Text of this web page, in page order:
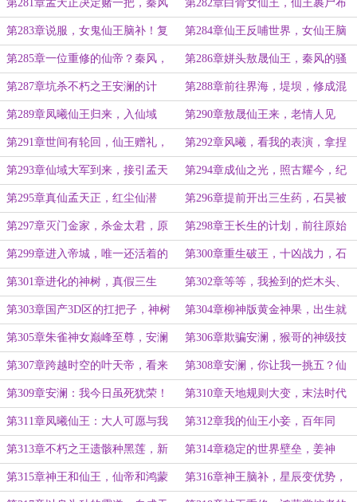
第281章孟天正决定赌一把，秦风
底牌，三光神水
第282章白骨女仙王，仙王裹尸布
进化
第283章说服，女鬼仙王脑补！复
活仪式
第284章仙王反哺世界，女仙王脑
补，秦前辈
第285章一位重修的仙帝？秦风，
妹子你脑补的好啊！
第286章姘头敖晟仙王，秦风的骚
计划
第287章坑杀不朽之王安澜的计
划！先当个记名弟子
第288章前往界海，堤坝，修成混
沌体
第289章凤曦仙王归来，入仙域 第290章敖晟仙王来，老情人见
面，四王齐聚
第291章世间有轮回，仙王赠礼，
四人之间的三角恋
第292章风曦，看我的表演，拿捏
三大仙王
第293章仙域大军到来，接引孟天
正前往仙域
第294章成仙之光，照古耀今，纪
元第一仙！
第295章真仙孟天正，红尘仙潜
力，秦风的路
第296章提前开出三生药，石昊被
卖异域
第297章灭门金家，杀金太君，原
始帝城
第298章王长生的计划，前往原始
帝城
第299章进入帝城，唯一还活着的
七王，准仙王
第300章重生破王，十凶战力，石
昊归来
第301章进化的神树，真假三生
药，朱雀王的担忧
第302章等等，我捡到的烂木头、
是柳神！
第303章国产3D区的扛把子，神树
没了，多了一棵大柳树
第304章柳神版黄金神果，出生就
是至尊的特殊生命
第305章朱雀神女巅峰至尊，安澜
叩关来
第306章欺骗安澜，猴哥的神级技
能，猴毛分身
第307章跨越时空的叶天帝，看来
今日不用我出手！
第308章安澜，你让我一挑五？仙
域卑鄙啊！
第309章安澜：我今日虽死犹荣！
啊啊！
第310章天地规则大变，末法时代
到来，仙域邀请
第311章凤曦仙王：大人可愿与我
同修？或者双修
第312章我的仙王小妾，百年同
修，涅槃种，破至尊
第313章不朽之王遗骸种黑莲，新
的世界
第314章稳定的世界壁垒，姜神
王！
第315章神王和仙王，仙帝和鸿蒙 第316章神王脑补，星辰变优势，